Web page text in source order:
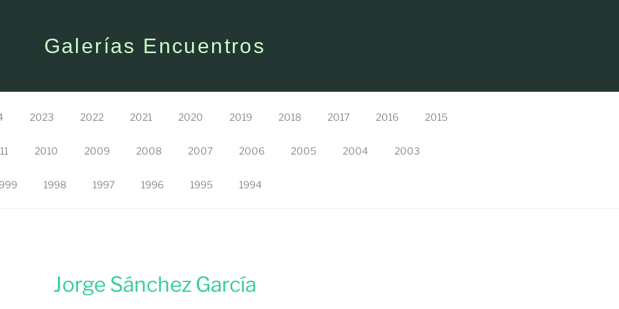
Galerías Encuentros
2023 2022 2021 2020 2019 2018 2017 2016 2015
2010 2009 2008 2007 2006 2005 2004 2003
1998 1997 1996 1995 1994
Jorge Sánchez García